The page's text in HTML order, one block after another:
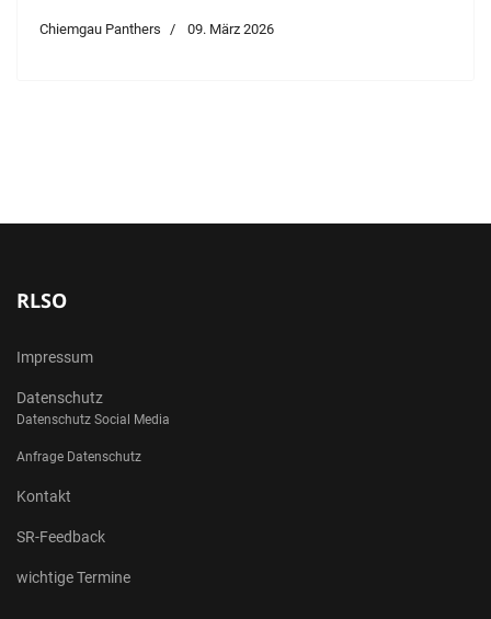
Chiemgau Panthers 09. März 2026
RLSO
Impressum
Datenschutz
Datenschutz Social Media
Anfrage Datenschutz
Kontakt
SR-Feedback
wichtige Termine